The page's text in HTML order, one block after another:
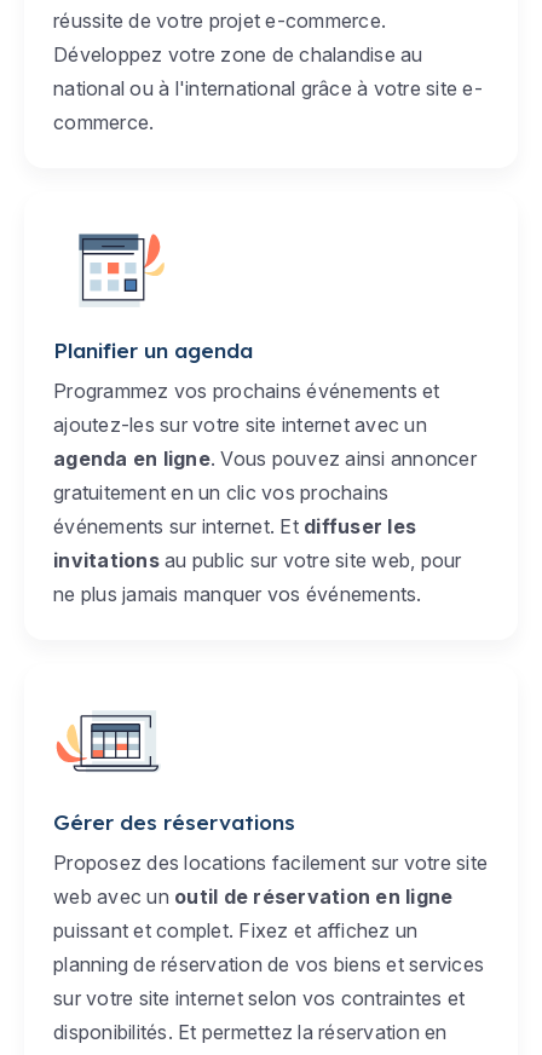
réussite de votre projet e-commerce.
Développez votre zone de chalandise au
national ou à l'international grâce à votre site e-
commerce.
Planifier un agenda
Programmez vos prochains événements et
ajoutez-les sur votre site internet avec un
agenda en ligne. Vous pouvez ainsi annoncer
gratuitement en un clic vos prochains
événements sur internet. Et diffuser les
invitationsau public sur votre site web, pour
ne plus jamais manquer vos événements.
Gérer des réservations
Proposez des locations facilement sur votre site
web avec un outil de réservation en ligne
puissant et complet. Fixez et affichez un
planning de réservation de vos biens et services
sur votre site internet selon vos contraintes et
disponibilités. Et permettez la réservation en